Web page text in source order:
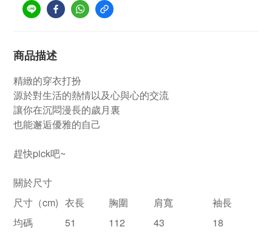
商品描述
精緻的穿衣打扮
源於對生活的熱情以及心與心的交流
讓你在沉悶漫長的歲月裏
也能邂逅優雅的自己
趕快pick吧~
關於尺寸
尺寸（cm) 衣長 胸圍 肩寬
袖長
均碼
51 112 43 18